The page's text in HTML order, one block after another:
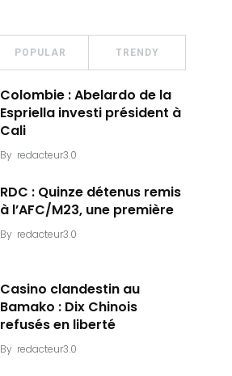
POPULAR TRENDY
Colombie : Abelardo de la
Espriella investi président à
Cali
By redacteur3.0
RDC : Quinze détenus remis
à l’AFC/M23, une première
By redacteur3.0
Casino clandestin au
Bamako : Dix Chinois
refusés en liberté
By redacteur3.0